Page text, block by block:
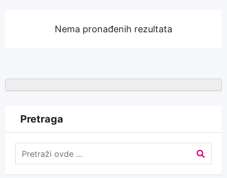
Nema pronađenih rezultata
Pretraga